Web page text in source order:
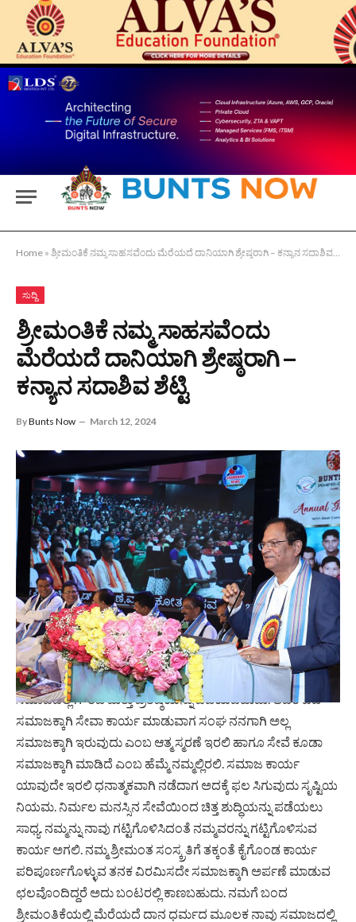
Home » ಶ್ರೀಮಂತಿಕೆ ನಮ್ಮ ಸಾಹಸವೆಂದು ಮೆರೆಯದೆ ದಾನಿಯಾಗಿ ಶ್ರೇಷ್ಠರಾಗಿ – ಕನ್ಯಾನ ಸದಾಶಿವ ಶೆಟ್ಟಿ
ಸುದ್ದಿ
ಶ್ರೀಮಂತಿಕೆ ನಮ್ಮ ಸಾಹಸವೆಂದು
ಮೆರೆಯದೆ ದಾನಿಯಾಗಿ ಶ್ರೇಷ್ಠರಾಗಿ –
ಕನ್ಯಾನ ಸದಾಶಿವ ಶೆಟ್ಟಿ
ByBunts Now March 12, 2024
ಸಮಾಜದಲ್ಲಿ ಗೌರವ ಮತ್ತು ಪ್ರತಿಷ್ಠೆಯನ್ನು ಪಡೆಯಬಹುದು. ಆದರೆ ಬಡ
ಸಮಾಜಕ್ಕಾಗಿ ಸೇವಾ ಕಾರ್ಯ ಮಾಡುವಾಗ ಸಂಘ ನನಗಾಗಿ ಅಲ್ಲ
ಸಮಾಜಕ್ಕಾಗಿ ಇರುವುದು ಎಂಬ ಆತ್ಮ ಸ್ಮರಣೆ ಇರಲಿ ಹಾಗೂ ಸೇವೆ ಕೂಡಾ
ಸಮಾಜಕ್ಕಾಗಿ ಮಾಡಿದೆ ಎಂಬ ಹೆಮ್ಮೆ ನಮ್ಮಲ್ಲಿರಲಿ. ಸಮಾಜ ಕಾರ್ಯ
ಯಾವುದೇ ಇರಲಿ ಧನಾತ್ಮಕವಾಗಿ ನಡೆದಾಗ ಅದಕ್ಕೆ ಫಲ ಸಿಗುವುದು ಸೃಷ್ಟಿಯ
ನಿಯಮ. ನಿರ್ಮಲ ಮನಸ್ಸಿನ ಸೇವೆಯಿಂದ ಚಿತ್ತ ಶುದ್ಧಿಯನ್ನು ಪಡೆಯಲು
ಸಾಧ್ಯ. ನಮ್ಮನ್ನು ನಾವು ಗಟ್ಟಿಗೊಳಿಸಿದಂತೆ ನಮ್ಮವರನ್ನು ಗಟ್ಟಿಗೊಳಿಸುವ
ಕಾರ್ಯ ಅಗಲಿ. ನಮ್ಮ ಶ್ರೀಮಂತ ಸಂಸ್ಕ್ರತಿಗೆ ತಕ್ಕಂತೆ ಕೈಗೊಂಡ ಕಾರ್ಯ
ಪರಿಪೂರ್ಣಗೊಳ್ಳುವ ತನಕ ವಿರಮಿಸದೇ ಸಮಾಜಕ್ಕಾಗಿ ಅರ್ಪಣೆ ಮಾಡುವ
ಛಲವೊಂದಿದ್ದರೆ ಅದು ಬಂಟರಲ್ಲಿ ಕಾಣಬಹುದು. ನಮಗೆ ಬಂದ
ಶ್ರೀಮಂತಿಕೆಯಲ್ಲಿ ಮೆರೆಯದೆ ದಾನ ಧರ್ಮದ ಮೂಲಕ ನಾವು ಸಮಾಜದಲ್ಲಿ